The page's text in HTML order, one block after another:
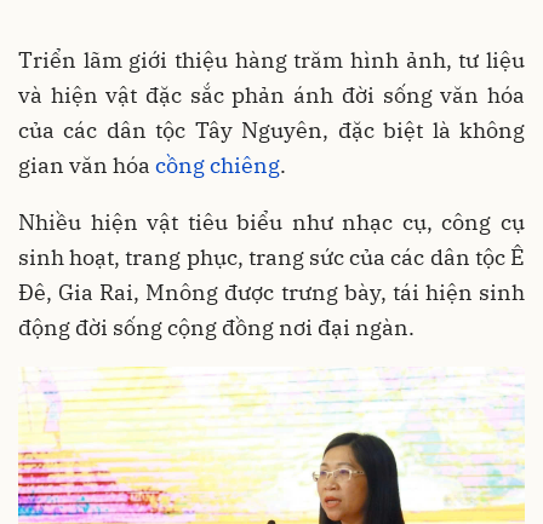
Triển lãm giới thiệu hàng trăm hình ảnh, tư liệu
và hiện vật đặc sắc phản ánh đời sống văn hóa
của các dân tộc Tây Nguyên, đặc biệt là không
gian văn hóa cồng chiêng.
Nhiều hiện vật tiêu biểu như nhạc cụ, công cụ
sinh hoạt, trang phục, trang sức của các dân tộc Ê
Đê, Gia Rai, Mnông được trưng bày, tái hiện sinh
động đời sống cộng đồng nơi đại ngàn.